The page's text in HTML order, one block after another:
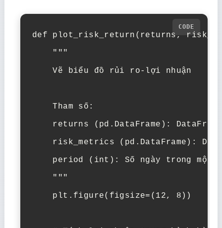
def plot_risk_return(returns,
    """
    Vẽ biểu đồ rủi ro-lợi nhuận
    Tham số:
returns (pd.DataFrame):
risk_metrics (pd.DataFrame):
period (int): Số ngày trong một
    """
    plt.figure(figsize=(12, 8))